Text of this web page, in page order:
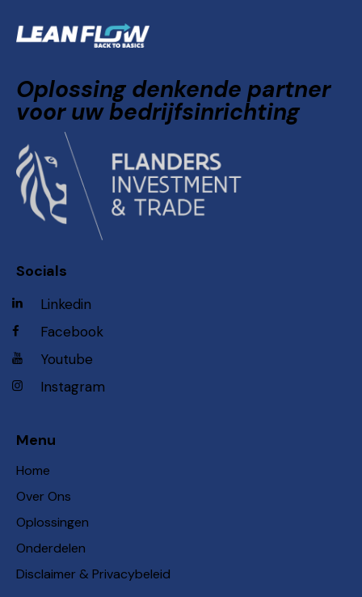
Oplossing denkende partner
voor uw bedrijfsinrichting
Socials
Linkedin
Facebook
Youtube
Instagram
Menu
Home
Over Ons
Oplossingen
Onderdelen
Disclaimer & Privacybeleid